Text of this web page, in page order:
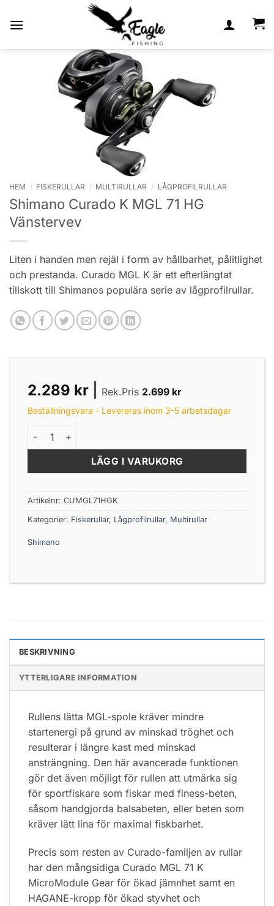
HEM / FISKERULLAR / MULTIRULLAR / LÅGPROFILRULLAR
Shimano Curado K MGL 71 HG
Vänstervev
Liten i handen men rejäl i form av hållbarhet, pålitlighet
och prestanda. Curado MGL K är ett efterlängtat
tillskott till Shimanos populära serie av lågprofilrullar.
2.289 kr Rek.Pris 2.699 kr
Beställningsvara - Levereras inom 3-5 arbetsdagar
Shimano Curado K MGL 71 HG Vänstervev mängd
LÄGG I VARUKORG
Artikelnr: CUMGL71HGK
Kategorier: Fiskerullar, Lågprofilrullar, Multirullar
Shimano
BESKRIVNING
YTTERLIGARE INFORMATION
Rullens lätta MGL-spole kräver mindre
startenergi på grund av minskad tröghet och
resulterar i längre kast med minskad
ansträngning. Den här avancerade funktionen
gör det även möjligt för rullen att utmärka sig
för sportfiskare som fiskar med finess-beten,
såsom handgjorda balsabeten, eller beten som
kräver lätt lina för maximal fiskbarhet.
Precis som resten av Curado-familjen av rullar
har den mångsidiga Curado MGL 71 K
MicroModule Gear för ökad jämnhet samt en
HAGANE-kropp för ökad styvhet och